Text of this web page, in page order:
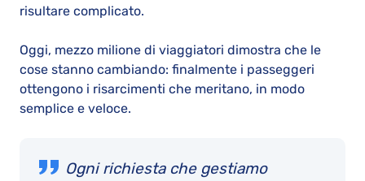
risultare complicato.
Oggi, mezzo milione di viaggiatori dimostra che le
cose stanno cambiando: finalmente i passeggeri
ottengono i risarcimenti che meritano, in modo
semplice e veloce.
Ogni richiesta che gestiamo